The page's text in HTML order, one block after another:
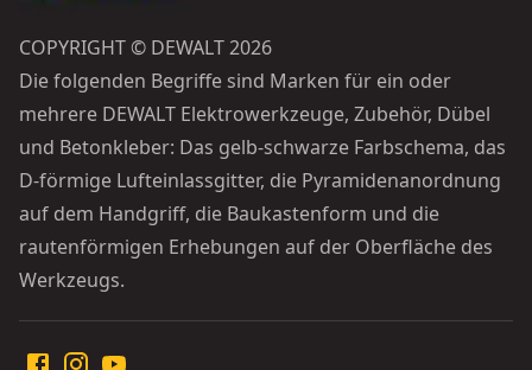
COPYRIGHT © DEWALT 2026
Die folgenden Begriffe sind Marken für ein oder
mehrere DEWALT Elektrowerkzeuge, Zubehör, Dübel
und Betonkleber: Das gelb-schwarze Farbschema, das
D-förmige Lufteinlassgitter, die Pyramidenanordnung
auf dem Handgriff, die Baukastenform und die
rautenförmigen Erhebungen auf der Oberfläche des
Werkzeugs.